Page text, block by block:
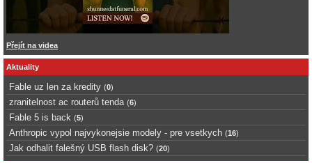
Přejít na videa
Aktuality
Fable uz len za kredity (0)
zranitelnost ac routerů tenda (6)
Fable 5 is back (5)
Anthropic vypol najvykonejsie modely - pre vsetkych (16)
Jak odhalit falešný USB flash disk? (20)